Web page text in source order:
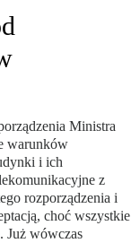
Ministra
warunków
i ich
z
rozporządzenia i
choć wszystkie
Już wówczas